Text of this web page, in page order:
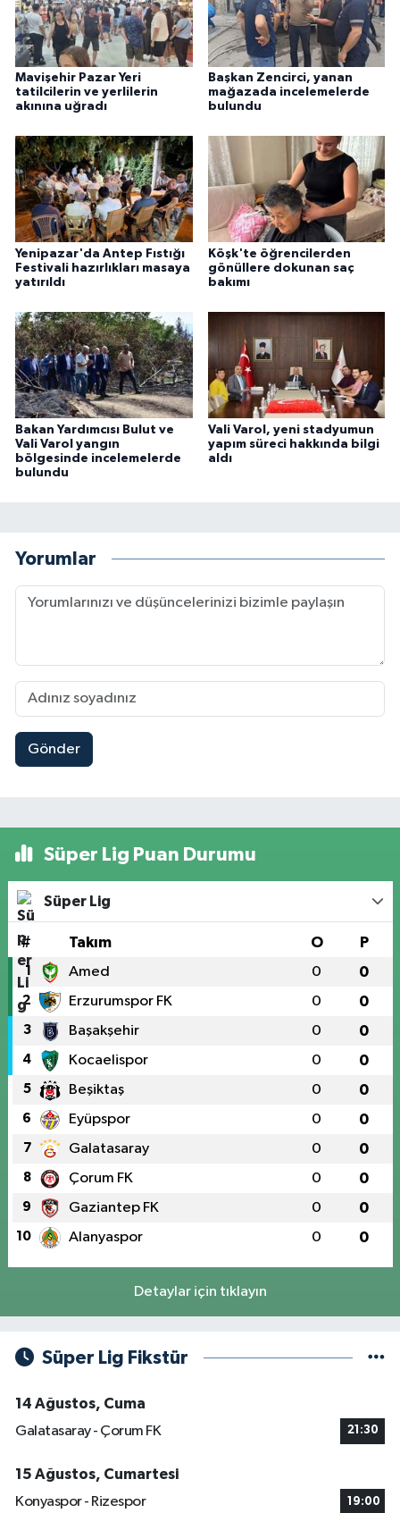
Mavişehir Pazar Yeri
tatilcilerin ve yerlilerin
akınına uğradı
Başkan Zencirci, yanan
mağazada incelemelerde
bulundu
Yenipazar'da Antep Fıstığı
Festivali hazırlıkları masaya
yatırıldı
Köşk'te öğrencilerden
gönüllere dokunan saç
bakımı
Bakan Yardımcısı Bulut ve
Vali Varol yangın
bölgesinde incelemelerde
bulundu
Vali Varol, yeni stadyumun
yapım süreci hakkında bilgi
aldı
Yorumlar
Gönder
Süper Lig Puan Durumu
Süper Lig
# Takım O P
1 Amed 0 0
2 Erzurumspor FK 0 0
3 Başakşehir 0 0
4 Kocaelispor 0 0
5 Beşiktaş 0 0
6 Eyüpspor 0 0
7 Galatasaray 0 0
8 Çorum FK 0 0
9 Gaziantep FK 0 0
10 Alanyaspor 0 0
Detaylar için tıklayın
Süper Lig Fikstür
14 Ağustos, Cuma
Galatasaray - Çorum FK
21:30
15 Ağustos, Cumartesi
Konyaspor - Rizespor
19:00